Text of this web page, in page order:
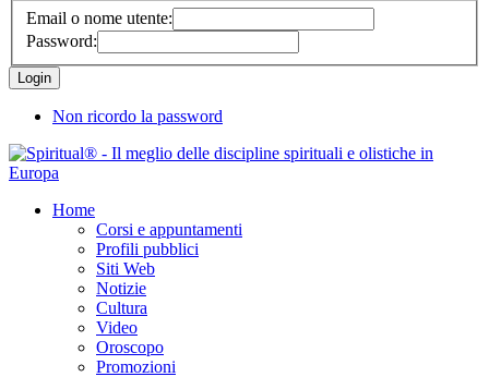
Email o nome utente:
Password:
Non ricordo la password
Home
Corsi e appuntamenti
Profili pubblici
Siti Web
Notizie
Cultura
Video
Oroscopo
Promozioni